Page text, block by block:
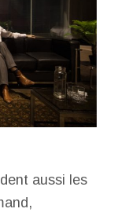
aussi les